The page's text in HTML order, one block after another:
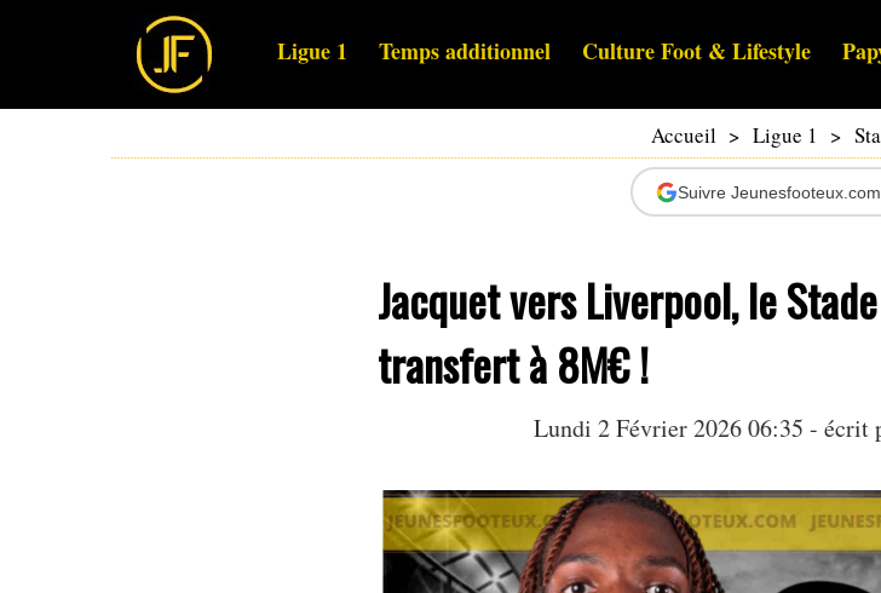
Ligue 1 Temps additionnel Culture Foot & Lifestyle
Accueil > Ligue 1 >
Suivre
Jacquet vers Liverpool, le
transfert à 8M€ !
Lundi 2 Février 2026 06:35 - écrit